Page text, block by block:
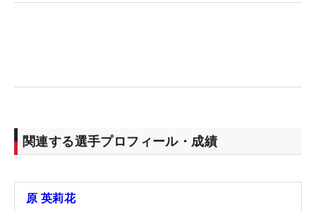
関連する選手プロフィール・成績
原 英莉花